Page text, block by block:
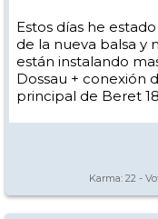
Estos días he
de la nueva balsa y
están instalando
Dossau + conexión
principal de Beret
Karma: 22 -